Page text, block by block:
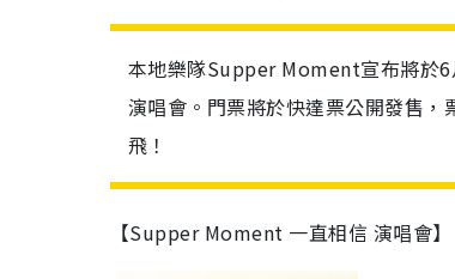
本地樂隊Supper Moment宣布將於
演唱會。門票將於快達票公開發售
飛！
【Supper Moment 一直相信 演唱會】